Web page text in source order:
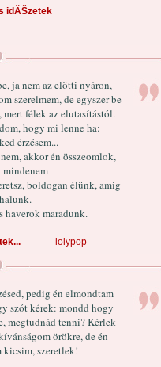
idĂŠzetek
ja nem az elötti nyáron,
szerelmem, de egyszer be
félek az elutasítástól.
hogy mi lenne ha:
érzésem...
akkor én összeomlok,
mindenem
boldogan élünk, amig
haverok maradunk.
lolypop
pedig én elmondtam
szót kérek: mondd hogy
megtudnád tenni? Kérlek
örökre, de én
szeretlek!